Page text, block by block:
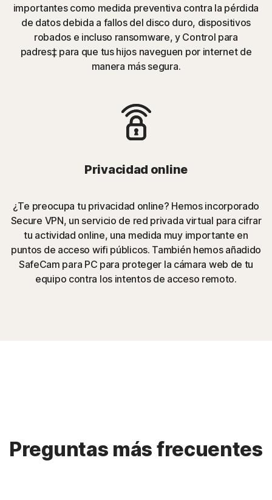
importantes como medida preventiva contra la pérdida
de datos debida a fallos del disco duro, dispositivos
robados e incluso ransomware, y Control para
padres‡ para que tus hijos naveguen por internet de
manera más segura.
Privacidad online
¿Te preocupa tu privacidad online? Hemos incorporado
Secure VPN, un servicio de red privada virtual para cifrar
tu actividad online, una medida muy importante en
puntos de acceso wifi públicos. También hemos añadido
SafeCam para PC para proteger la cámara web de tu
equipo contra los intentos de acceso remoto.
Preguntas más frecuentes